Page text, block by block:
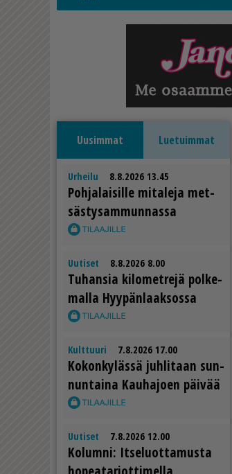
Uusimmat Luetuimmat
Urheilu 8.8.2026 13.45
Poh­ja­lai­sil­le mi­ta­le­ja met­
säs­ty­sam­mun­nas­sa
Uutiset 8.8.2026 8.00
Tu­han­sia ki­lo­met­re­jä pol­ke­
mal­la Hyy­pän­laak­sos­sa
Kulttuuri 7.8.2026 17.00
Ko­kon­ky­läs­sä juh­li­taan sun­
nun­tai­na Kau­ha­jo­en päi­vää
Uutiset 7.8.2026 12.00
Ko­lum­ni: It­se­luot­ta­mus­ta